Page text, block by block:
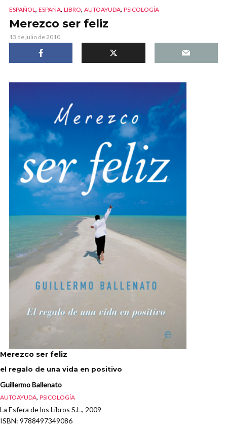
ESPAÑOL, ESPAÑA, LIBRO, AUTOAYUDA, PSICOLOGÍA
Merezco ser feliz
13 de julio de 2010
Merezco ser feliz
el regalo de una vida en positivo
Guillermo Ballenato
AUTOAYUDA, PSICOLOGÍA
La Esfera de los Libros S.L., 2009
ISBN: 9788497349086